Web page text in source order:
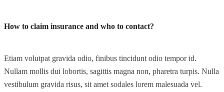
How to claim insurance and who to contact?
Etiam volutpat gravida odio, finibus tincidunt odio tempor id.
Nullam mollis dui lobortis, sagittis magna non, pharetra turpis. Nulla
vestibulum gravida risus, sit amet sodales lorem malesuada vel.